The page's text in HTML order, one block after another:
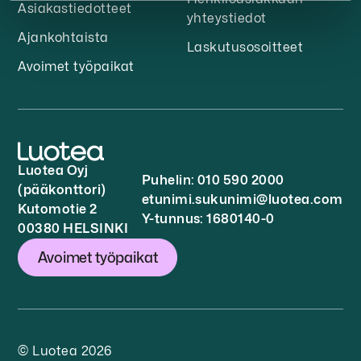
Asiakastiedotteet
Ajankohtaista
Avoimet työpaikat
yhteystiedot
Laskutusosoitteet
Luotea Oyj
(pääkonttori)
Kutomotie 2
00380 HELSINKI
Puhelin: 010 590 2000
etunimi.sukunimi@luotea.com
Y-tunnus: 1680140-0
Avoimet työpaikat
© Luotea 2026